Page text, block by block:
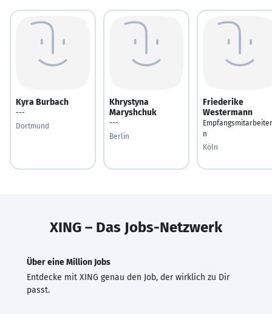
Kyra Burbach
---
Dortmund
Khrystyna
Maryshchuk
---
Berlin
Friederike
Westermann
n
Köln
XING – Das Jobs-Netzwerk
Über eine Million Jobs
Entdecke mit XING genau den Job, der wirklich zu Dir
passt.